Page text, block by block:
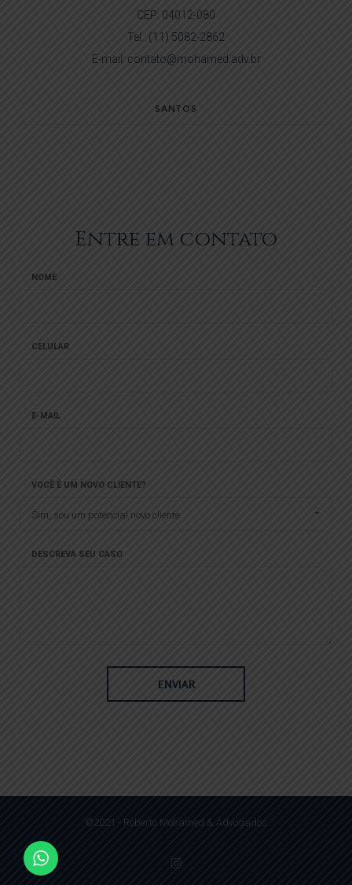
CEP: 04012-080
Tel.: (11) 5082-2862
E-mail: contato@mohamed.adv.br
SANTOS
Entre em contato
NOME
CELULAR
E-MAIL
VOCÊ É UM NOVO CLIENTE?
Sim, sou um potencial novo cliente
DESCREVA SEU CASO
©2021 - Roberto Mohamed & Advogados